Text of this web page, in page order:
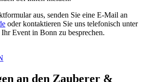
aus, senden Sie eine E-Mail an
oder kontaktieren Sie uns telefonisch unter
Ihr Event in Bonn zu besprechen.
an den Zauberer &